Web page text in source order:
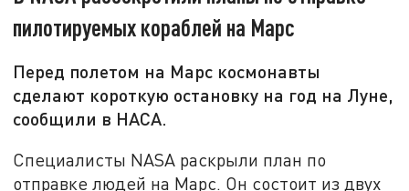
пилотируемых кораблей на Марс
Перед полетом на Марс космонавты
сделают короткую остановку на год на Луне,
сообщили в НАСА.
Специалисты NASA раскрыли план по
отправке людей на Марс. Он состоит из двух